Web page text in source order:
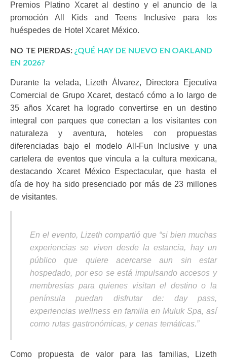
Premios Platino Xcaret al destino y el anuncio de la
promoción All Kids and Teens Inclusive para los
huéspedes de Hotel Xcaret México.
NO TE PIERDAS: ¿QUÉ HAY DE NUEVO EN OAKLAND
EN 2026?
Durante la velada, Lizeth Álvarez, Directora Ejecutiva
Comercial de Grupo Xcaret, destacó cómo a lo largo de
35 años Xcaret ha logrado convertirse en un destino
integral con parques que conectan a los visitantes con
naturaleza y aventura, hoteles con propuestas
diferenciadas bajo el modelo All-Fun Inclusive y una
cartelera de eventos que vincula a la cultura mexicana,
destacando Xcaret México Espectacular, que hasta el
día de hoy ha sido presenciado por más de 23 millones
de visitantes.
En el evento, Lizeth compartió que “si bien muchas
experiencias se viven desde la estancia, hay un
público que quiere acercarse aun sin estar
hospedado, por eso se está impulsando accesos y
membresías para quienes visitan el destino o la
península puedan disfrutar de: day pass,
experiencias wellness en familia en Muluk Spa, así
como rutas gastronómicas, y cenas temáticas.”
Como propuesta de valor para las familias, Lizeth